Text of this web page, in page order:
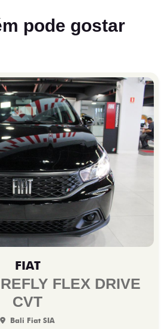
pode gostar
FIAT
FLEX DRIVE
CVT
Bali Fiat SIA